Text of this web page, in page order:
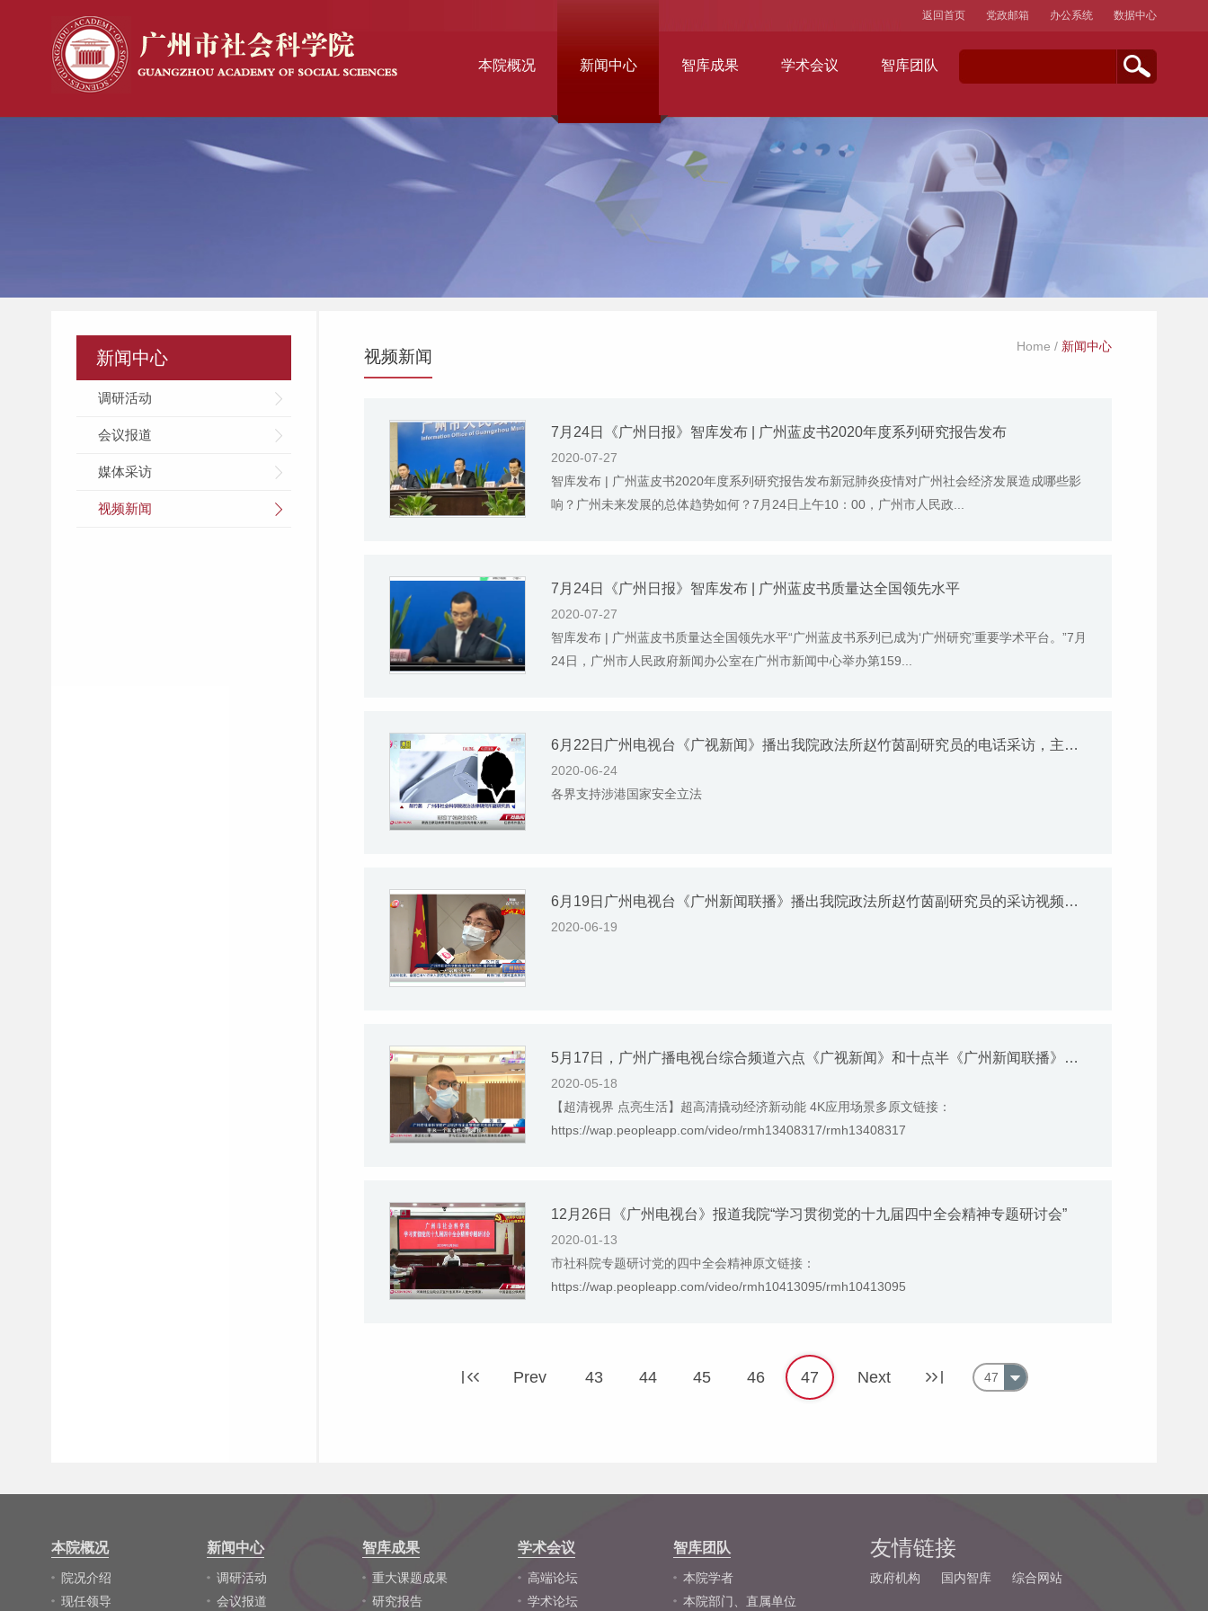
本院概况 新闻中心 智库成果 学术会议 智库团队
返回首页 党政邮箱 办公系统 数据中心
新闻中心
调研活动
会议报道
媒体采访
视频新闻
视频新闻
Home / 新闻中心
7月24日《广州日报》智库发布 | 广州蓝皮书2020年度系列研究报告发布
2020-07-27
智库发布 | 广州蓝皮书2020年度系列研究报告发布新冠肺炎疫情对广州社会经济发展造成哪些影
响？广州未来发展的总体趋势如何？7月24日上午10：00，广州市人民政...
7月24日《广州日报》智库发布 | 广州蓝皮书质量达全国领先水平
2020-07-27
智库发布 | 广州蓝皮书质量达全国领先水平“广州蓝皮书系列已成为‘广州研究’重要学术平台。”7月
24日，广州市人民政府新闻办公室在广州市新闻中心举办第159...
6月22日广州电视台《广视新闻》播出我院政法所赵竹茵副研究员的电话采访，主要分析香港国安法草案对确保香港长期繁荣稳定、“一国两制”事业行稳致远的重要作用
2020-06-24
各界支持涉港国家安全立法
6月19日广州电视台《广州新闻联播》播出我院政法所赵竹茵副研究员的采访视频，重点分析广州多元化、广泛参与的治理创新模式
2020-06-19
5月17日，广州广播电视台综合频道六点《广视新闻》和十点半《广州新闻联播》播出我院产业所副研究员陈峰接受《超清新视界 美好新生活》节目的釆访，就广州4K超高清视频产业发展发表专家观点。
2020-05-18
【超清视界 点亮生活】超高清撬动经济新动能 4K应用场景多原文链接：
https://wap.peopleapp.com/video/rmh13408317/rmh13408317
12月26日《广州电视台》报道我院“学习贯彻党的十九届四中全会精神专题研讨会”
2020-01-13
市社科院专题研讨党的四中全会精神原文链接：
https://wap.peopleapp.com/video/rmh10413095/rmh10413095
Prev 43 44 45 46 47 Next 47
本院概况
院况介绍
现任领导
新闻中心
调研活动
会议报道
智库成果
重大课题成果
研究报告
学术会议
高端论坛
学术论坛
智库团队
本院学者
本院部门、直属单位
友情链接
政府机构 国内智库 综合网站